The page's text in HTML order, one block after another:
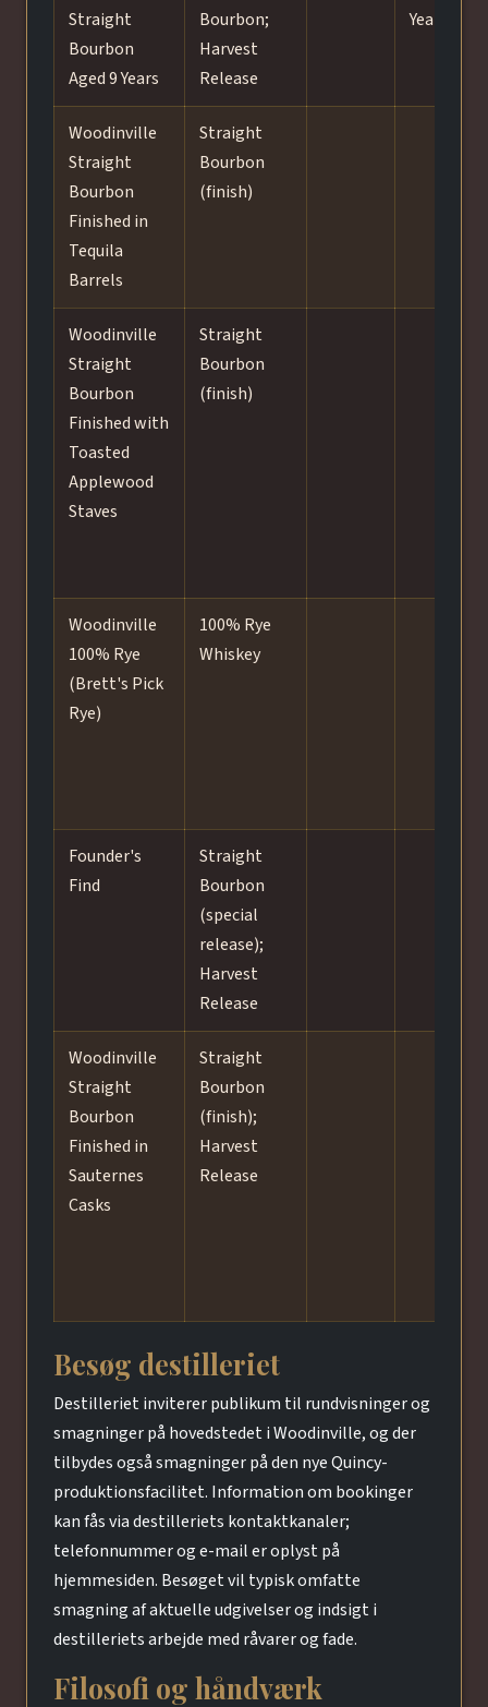
Straight
Bourbon
Aged 9 Years
Bourbon;
Harvest
Release
Years
Woodinville
Straight
Bourbon
Finished in
Tequila
Barrels
Straight
Bourbon
(finish)
Woodinville
Straight
Bourbon
Finished with
Toasted
Applewood
Staves
Straight
Bourbon
(finish)
Woodinville
100% Rye
(Brett's Pick
Rye)
100% Rye
Whiskey
Founder's
Find
Straight
Bourbon
(special
release);
Harvest
Release
Woodinville
Straight
Bourbon
Finished in
Sauternes
Casks
Straight
Bourbon
(finish);
Harvest
Release
Besøg destilleriet
Destilleriet inviterer publikum til rundvisninger og
smagninger på hovedstedet i Woodinville, og der
tilbydes også smagninger på den nye Quincy-
produktionsfacilitet. Information om bookinger
kan fås via destilleriets kontaktkanaler;
telefonnummer og e-mail er oplyst på
hjemmesiden. Besøget vil typisk omfatte
smagning af aktuelle udgivelser og indsigt i
destilleriets arbejde med råvarer og fade.
Filosofi og håndværk